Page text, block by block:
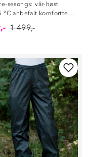
sesongs: vår-høst
-5 °C anbefalt komforttemperatur
1 499,-